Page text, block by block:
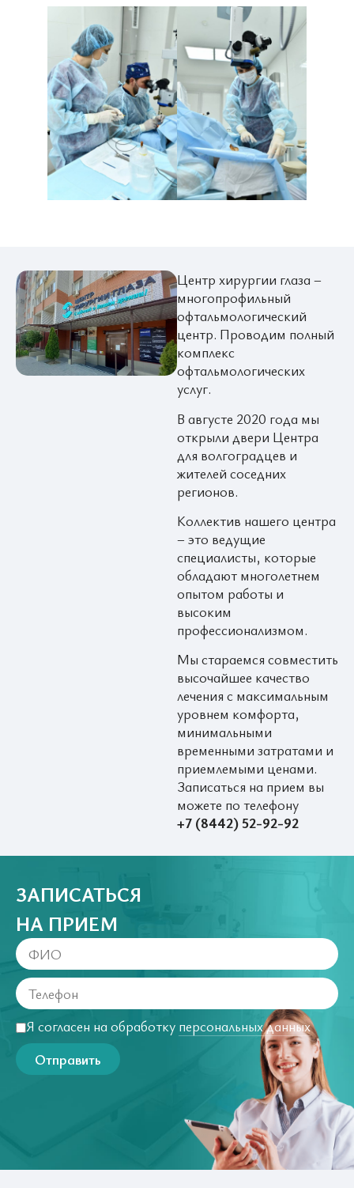
Центр хирургии глаза –
многопрофильный
офтальмологический
центр. Проводим полный
комплекс
офтальмологических
услуг.
В августе 2020 года мы
открыли двери Центра
для волгоградцев и
жителей соседних
регионов.
Коллектив нашего центра
– это ведущие
специалисты, которые
обладают многолетнем
опытом работы и
высоким
профессионализмом.
Мы стараемся совместить
высочайшее качество
лечения с максимальным
уровнем комфорта,
минимальными
временными затратами и
приемлемыми ценами.
Записаться на прием вы
можете по телефону
+7 (8442) 52-92-92
ЗАПИСАТЬСЯ
НА ПРИЕМ
Я согласен на обработку персональных данных
Отправить